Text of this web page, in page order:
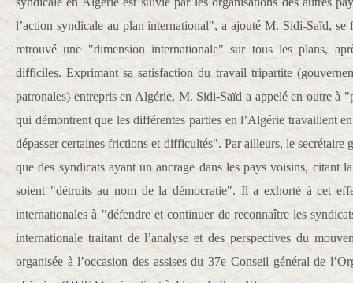
l’action syndicale au plan international", a ajouté M. Sidi-Saïd, se
retrouvé une "dimension internationale" sur tous les plans,
difficiles. Exprimant sa satisfaction du travail tripartite
patronales) entrepris en Algérie, M. Sidi-Saïd a appelé en outre à
qui démontrent que les différentes parties en l’Algérie travaillent
dépasser certaines frictions et difficultés". Par ailleurs, le
que des syndicats ayant un ancrage dans les pays voisins, citant
soient "détruits au nom de la démocratie". Il a exhorté à cet
internationales à "défendre et continuer de reconnaître les
internationale traitant de l’analyse et des perspectives du
organisée à l’occasion des assises du 37e Conseil général de